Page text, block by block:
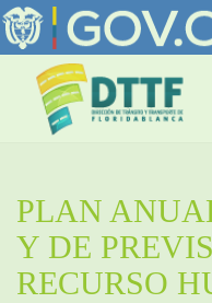
PLAN
Y DE
RECURSO